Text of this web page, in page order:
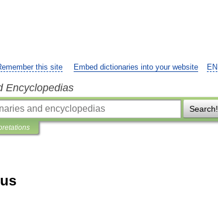
EN
this site Embed dictionaries into your website
Encyclopedias
Search!